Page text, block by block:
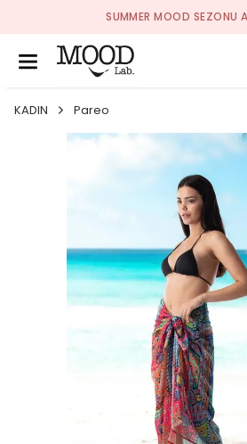
SUMMER MOOD SEZONU
KADIN Pareo